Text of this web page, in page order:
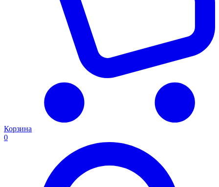
Корзина
0